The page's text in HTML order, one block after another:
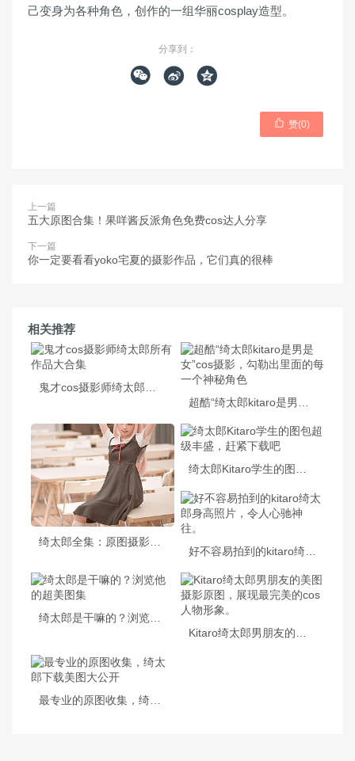
己变身为各种角色，创作的一组华丽cosplay造型。
分享到：
  
 赞(0)
上一篇
五大原图合集！果咩酱反派角色免费cos达人分享
下一篇
你一定要看看yoko宅夏的摄影作品，它们真的很棒
相关推荐
绮太郎全集：原图摄影合集，更新更好看
好不容易拍到的kitaro绮太郎身高照片，令人心驰神往。
绮太郎是干嘛的？浏览他的超美图集
最专业的原图收集，绮太郎下载美图大公开